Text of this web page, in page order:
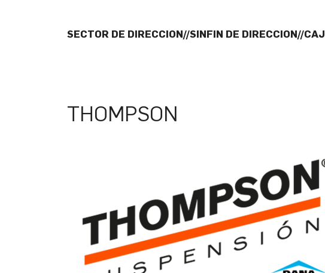
SECTOR DE DIRECCION//SINFIN DE DIRECCION//
THOMPSON